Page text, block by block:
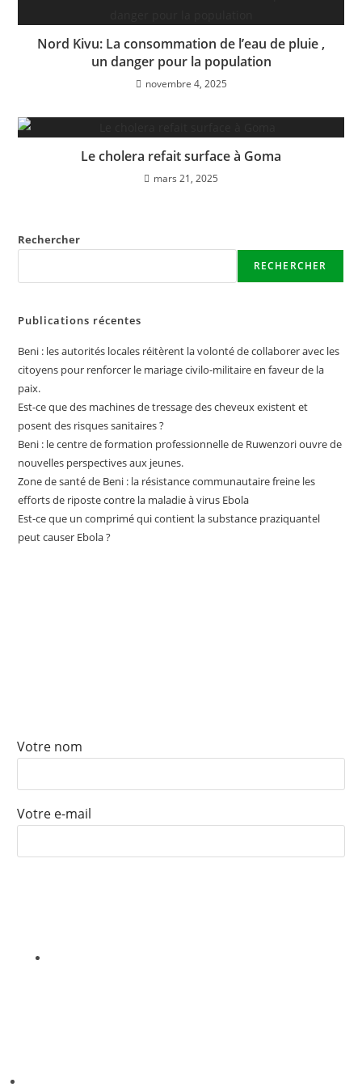
Nord Kivu: La consommation de l’eau de pluie ,
un danger pour la population
novembre 4, 2025
Le cholera refait surface à Goma
mars 21, 2025
Rechercher
RECHERCHER
Publications récentes
Beni : les autorités locales réitèrent la volonté de collaborer avec les
citoyens pour renforcer le mariage civilo-militaire en faveur de la
paix.
Est-ce que des machines de tressage des cheveux existent et
posent des risques sanitaires ?
Beni : le centre de formation professionnelle de Ruwenzori ouvre de
nouvelles perspectives aux jeunes.
Zone de santé de Beni : la résistance communautaire freine les
efforts de riposte contre la maladie à virus Ebola
Est-ce que un comprimé qui contient la substance praziquantel
peut causer Ebola ?
Votre nom
Votre e-mail